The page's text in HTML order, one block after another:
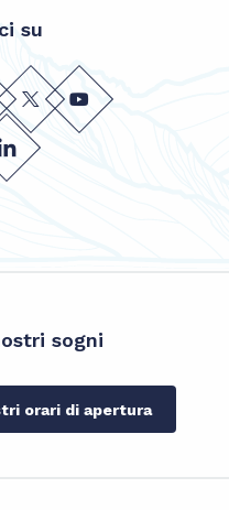
su
sogni
orari di apertura